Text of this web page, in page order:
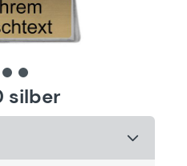
silber